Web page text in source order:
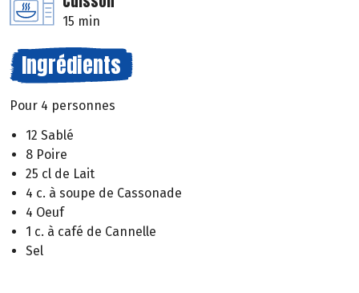
15 min
Ingrédients
Pour 4 personnes
12 Sablé
8 Poire
25 cl de Lait
4 c. à soupe de Cassonade
4 Oeuf
1 c. à café de Cannelle
Sel